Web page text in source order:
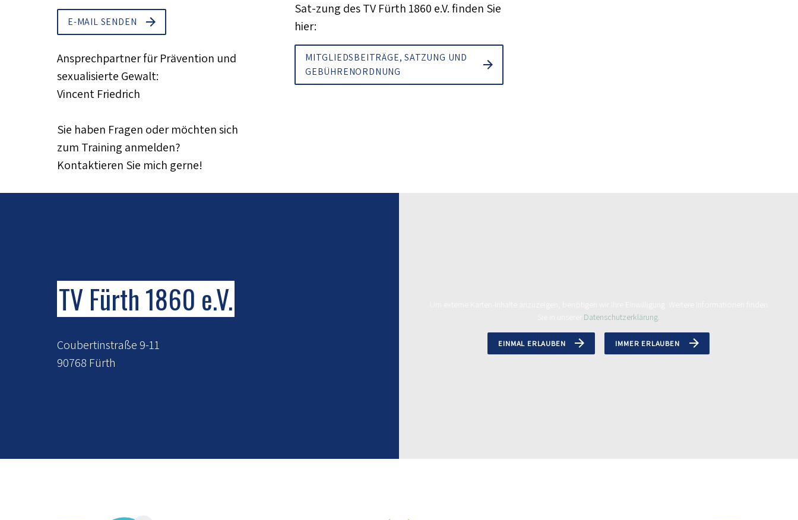
E-MAIL SENDEN
Ansprechpartner für Prävention und
sexualisierte Gewalt:
Vincent Friedrich
Sie haben Fragen oder möchten sich
zum Training anmelden?
Kontaktieren Sie mich gerne!
Sat-zung des TV Fürth 1860 e.V. finden Sie
hier:
MITGLIEDSBEITRÄGE, SATZUNG UND
GEBÜHRENORDNUNG
Datenschutzerklärung.
EINMAL ERLAUBEN IMMER ERLAUBEN
TV Fürth 1860 e.V.
Coubertinstraße 9-11
90768 Fürth